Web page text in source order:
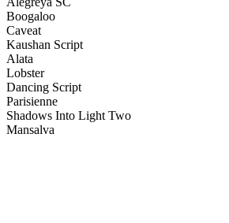
Boogaloo
Caveat
Kaushan Script
Alata
Lobster
Dancing Script
Parisienne
Shadows Into Light Two
Mansalva